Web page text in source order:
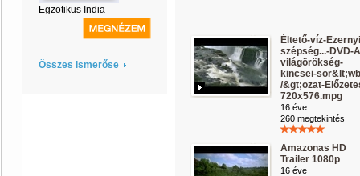
Egzotikus India
Összes ismerőse
Éltető-víz-
szépség...-DVD-
világörökség-
kincsei-
/&gt;ozat-
720x576.mpg
16 éve
260 megtekintés
Amazonas HD
Trailer 1080p
16 éve